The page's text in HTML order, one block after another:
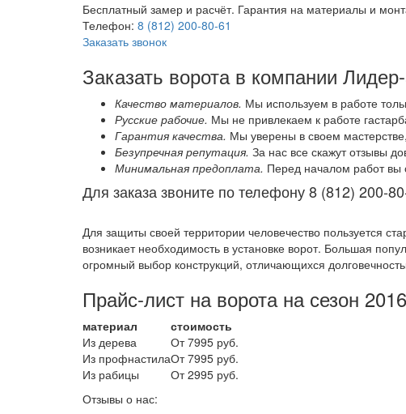
Бесплатный замер и расчёт. Гарантия на материалы и
Телефон: 8 (812) 200-80-61
Заказать звонок
Заказать ворота в компании
Качество материалов. Мы используем в работе
Русские рабочие. Мы не привлекаем к работе
Гарантия качества. Мы уверены в своем
Безупречная репутация. За нас все скажут отзывы
Минимальная предоплата. Перед началом работ вы
Для заказа звоните по телефону 8 (812) 200-
Для защиты своей территории человечество пользуется
возникает необходимость в установке ворот. Большая
огромный выбор конструкций, отличающихся
Прайс-лист на ворота на сезон
материал
стоимость
Из дерева
От 7995 руб.
Из профнастилаОт 7995 руб.
Из рабицы
От 2995 руб.
Отзывы о нас: